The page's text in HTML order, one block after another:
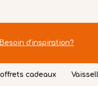
Besoin d'inspiration?
cadeaux